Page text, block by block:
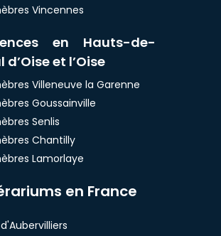
Vincennes
en Hauts-de-
d’Oise et l’Oise
Villeneuve la Garenne
Goussainville
Senlis
Chantilly
Lamorlaye
en France